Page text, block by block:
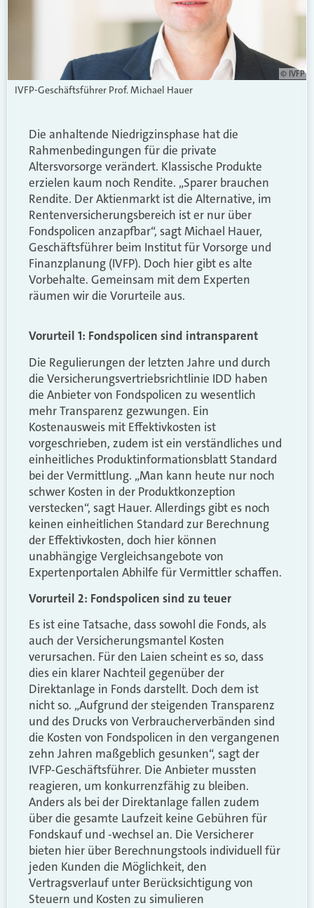
© IVFP
IVFP-Geschäftsführer Prof. Michael Hauer
Die anhaltende Niedrigzinsphase hat die
Rahmenbedingungen für die private
Altersvorsorge verändert. Klassische Produkte
erzielen kaum noch Rendite. „Sparer brauchen
Rendite. Der Aktienmarkt ist die Alternative, im
Rentenversicherungsbereich ist er nur über
Fondspolicen anzapfbar“, sagt Michael Hauer,
Geschäftsführer beim Institut für Vorsorge und
Finanzplanung (IVFP). Doch hier gibt es alte
Vorbehalte. Gemeinsam mit dem Experten
räumen wir die Vorurteile aus.
Vorurteil 1: Fondspolicen sind intransparent
Die Regulierungen der letzten Jahre und durch
die Versicherungsvertriebsrichtlinie IDD haben
die Anbieter von Fondspolicen zu wesentlich
mehr Transparenz gezwungen. Ein
Kostenausweis mit Effektivkosten ist
vorgeschrieben, zudem ist ein verständliches und
einheitliches Produktinformationsblatt Standard
bei der Vermittlung. „Man kann heute nur noch
schwer Kosten in der Produktkonzeption
verstecken“, sagt Hauer. Allerdings gibt es noch
keinen einheitlichen Standard zur Berechnung
der Effektivkosten, doch hier können
unabhängige Vergleichsangebote von
Expertenportalen Abhilfe für Vermittler schaffen.
Vorurteil 2: Fondspolicen sind zu teuer
Es ist eine Tatsache, dass sowohl die Fonds, als
auch der Versicherungsmantel Kosten
verursachen. Für den Laien scheint es so, dass
dies ein klarer Nachteil gegenüber der
Direktanlage in Fonds darstellt. Doch dem ist
nicht so. „Aufgrund der steigenden Transparenz
und des Drucks von Verbraucherverbänden sind
die Kosten von Fondspolicen in den vergangenen
zehn Jahren maßgeblich gesunken“, sagt der
IVFP-Geschäftsführer. Die Anbieter mussten
reagieren, um konkurrenzfähig zu bleiben.
Anders als bei der Direktanlage fallen zudem
über die gesamte Laufzeit keine Gebühren für
Fondskauf und -wechsel an. Die Versicherer
bieten hier über Berechnungstools individuell für
jeden Kunden die Möglichkeit, den
Vertragsverlauf unter Berücksichtigung von
Steuern und Kosten zu simulieren